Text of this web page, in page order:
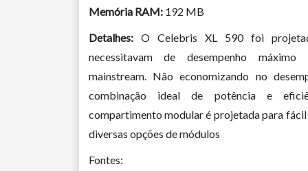
Memória RAM:192 MB
Detalhes:O Celebris XL 590 foi
necessitavam de desempenho
mainstream. Não economizando no
combinação ideal de potência e
compartimento modular é projetada para fácil
diversas opções de módulos
Fontes: